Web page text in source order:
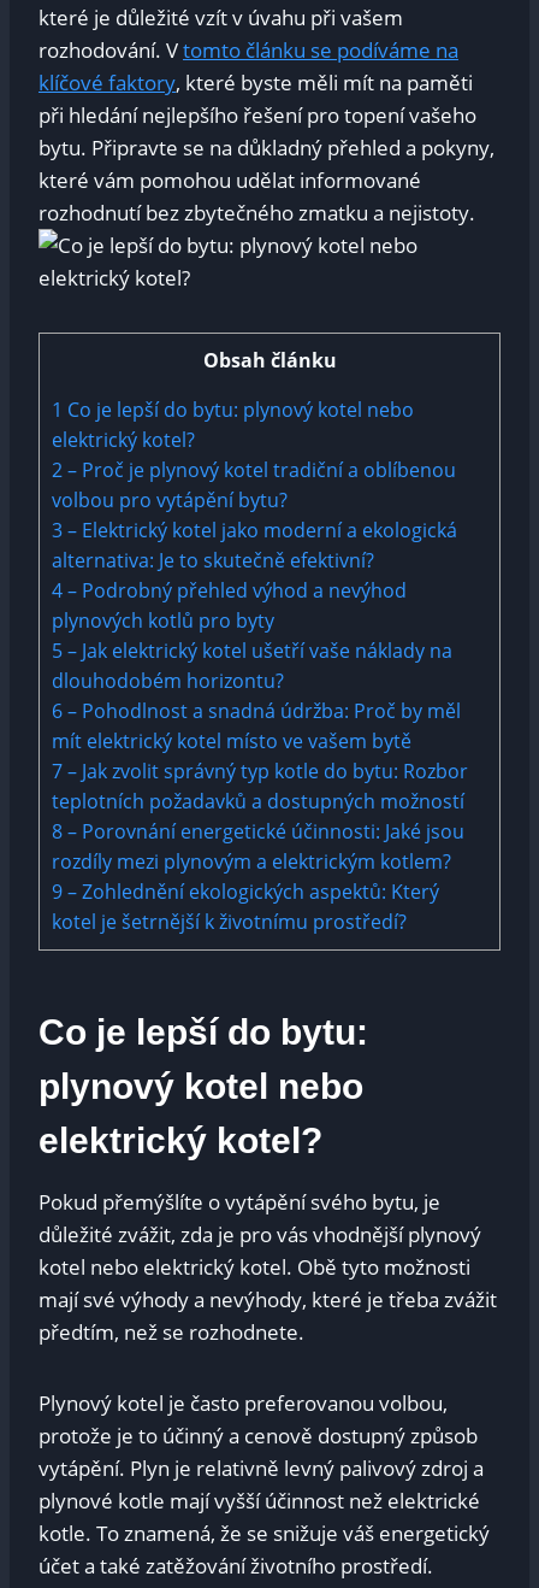
které je důležité vzít v úvahu při vašem
rozhodování. Vtomto článku se podíváme na
klíčové faktory, které byste měli mít na paměti
při hledání nejlepšího řešení pro topení vašeho
bytu. Připravte se na důkladný přehled a pokyny,
které vám pomohou udělat informované
rozhodnutí bez zbytečného zmatku a nejistoty.
Obsah článku
1 Co je lepší do bytu: plynový kotel nebo
elektrický kotel?
2– Proč je plynový kotel tradiční a oblíbenou
volbou pro vytápění bytu?
3– Elektrický kotel jako moderní a ekologická
alternativa: Je to skutečně efektivní?
4– Podrobný přehled výhod a nevýhod
plynových kotlů pro byty
5– Jak elektrický kotel ušetří vaše náklady na
dlouhodobém horizontu?
6– Pohodlnost a snadná údržba: Proč by měl
mít elektrický kotel místo ve vašem bytě
7– Jak zvolit správný typ kotle do bytu: Rozbor
teplotních požadavků a dostupných možností
8– Porovnání energetické účinnosti: Jaké jsou
rozdíly mezi plynovým a elektrickým kotlem?
9– Zohlednění ekologických aspektů: Který
kotel je šetrnější k životnímu prostředí?
Co je lepší do bytu:
plynový kotel nebo
elektrický kotel?
Pokud přemýšlíte o vytápění svého bytu, je
důležité zvážit, zda je pro vás vhodnější plynový
kotel nebo elektrický kotel. Obě tyto možnosti
mají své výhody a nevýhody, které je třeba zvážit
předtím, než se rozhodnete.
Plynový kotel je často preferovanou volbou,
protože je to účinný a cenově dostupný způsob
vytápění. Plyn je relativně levný palivový zdroj a
plynové kotle mají vyšší účinnost než elektrické
kotle. To znamená, že se snižuje váš energetický
účet a také zatěžování životního prostředí.